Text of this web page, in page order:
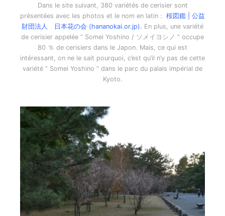
Dans le site suivant, 380 variétés de cerisier sont
présentées avec les photos et le nom en latin : 桜図鑑 | 公益
財団法人 日本花の会 (hananokai.or.jp). En plus, une variété
de cerisier appelée ” Somei Yoshino / ソメイヨシノ ” occupe
80 ％ de cerisiers dans le Japon. Mais, ce qui est
intéressant, on ne le sait pourquoi, c’est qu’il n’y pas de cette
variété ” Somei Yoshino ” dans le parc du palais impérial de
Kyoto.